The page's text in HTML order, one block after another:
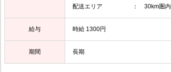
配送エリア ： 30km圏内
給与 時給 1300円
期間 長期